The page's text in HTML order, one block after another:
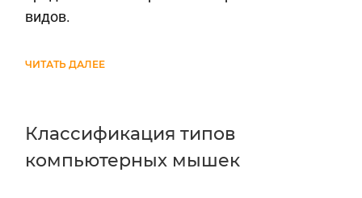
видов.
ЧИТАТЬ ДАЛЕЕ
Классификация типов
компьютерных мышек